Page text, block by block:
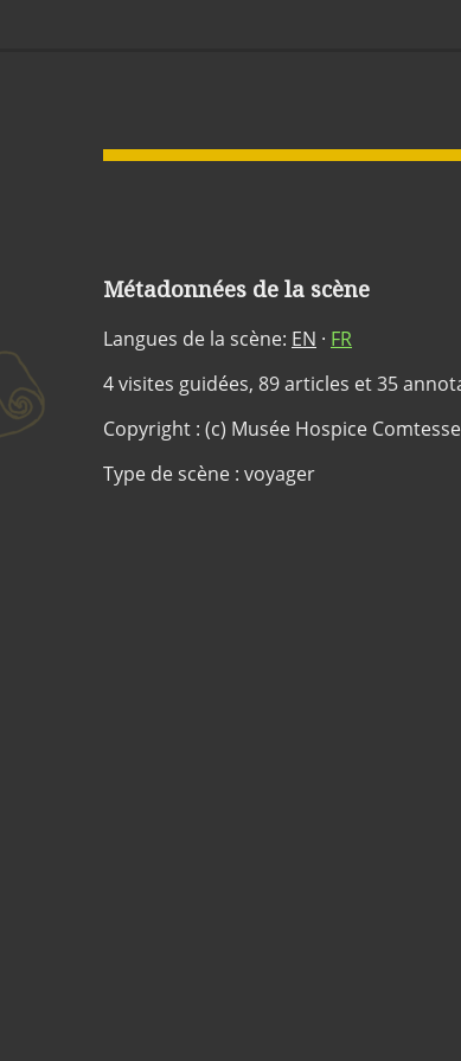
Métadonnées de la scène
Langues de la scène: EN · FR
4 visites guidées, 89 articles et 35
Copyright : (c) Musée Hospice Comtesse
Type de scène : voyager